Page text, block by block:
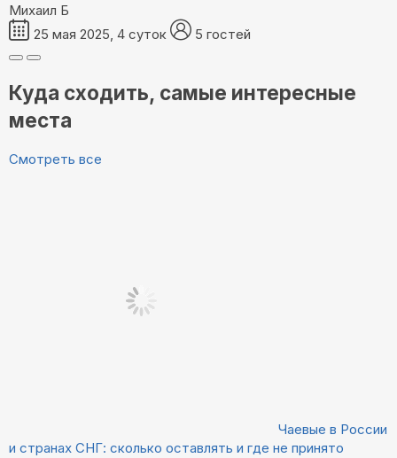
Михаил Б
25 мая 2025, 4 суток
5 гостей
Куда сходить, самые интересные
места
Смотреть все
Чаевые в России
и странах СНГ: сколько оставлять и где не принято